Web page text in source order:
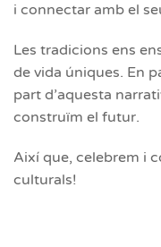
i connectar amb el
Les tradicions ens
de vida úniques. En
part d’aquesta
construïm el futur.
Així que, celebrem i
culturals!